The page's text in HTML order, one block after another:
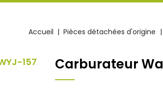
Accueil Pièces détachées d'origine
157 Carburateur